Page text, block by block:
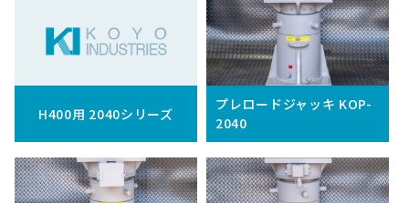
H400用 2040シリーズ
プレロードジャッキ KOP-
2040